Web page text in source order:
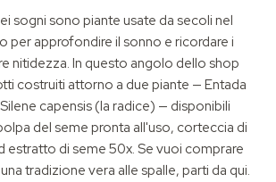
sogni sono piante usate da secoli nel
per approfondire il sonno e ricordare i
nitidezza. In questo angolo dello shop
costruiti attorno a due piante — Entada
Silene capensis (la radice) — disponibili
del seme pronta all'uso, corteccia di
estratto di seme 50x. Se vuoi comprare
tradizione vera alle spalle, parti da qui.